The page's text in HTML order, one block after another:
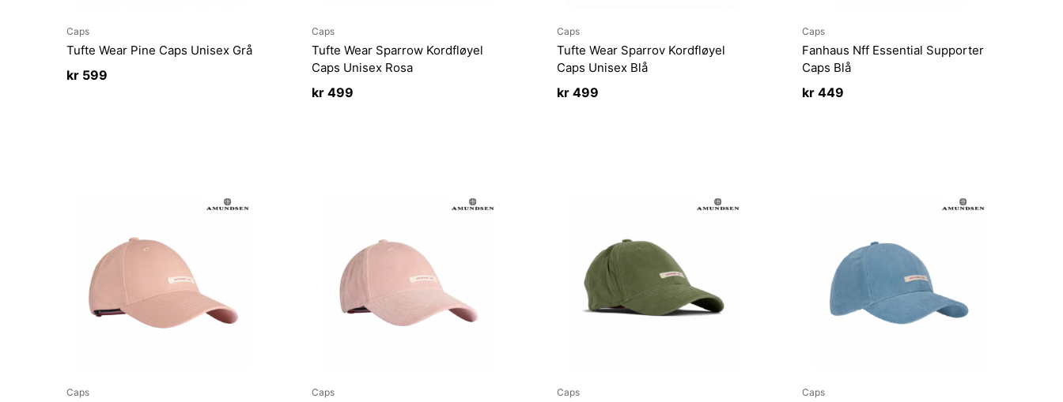
Caps
Tufte Wear Pine Caps Unisex Grå
kr 599
Caps
Tufte Wear Sparrow Kordfløyel
Caps Unisex Rosa
kr499
Caps
Tufte Wear Sparrov Kordfløyel
Caps Unisex Blå
kr499
Caps
Fanhaus Nff Essential Supporter
Caps Blå
kr449
Caps Caps Caps Caps